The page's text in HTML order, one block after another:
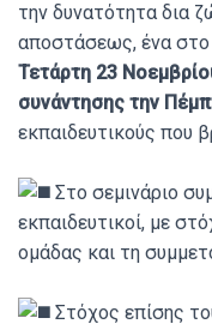
την δυνατότητα δια
αποστάσεως, ένα στο
Τετάρτη 23
συνάντησης την
εκπαιδευτικούς που
Στο σεμινάριο
εκπαιδευτικοί, με
ομάδας και τη
Στόχος επίσης